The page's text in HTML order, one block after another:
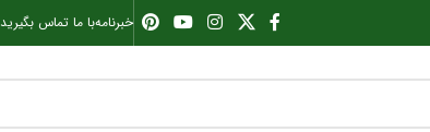
خبرنامهبا ما تماس بگیرید